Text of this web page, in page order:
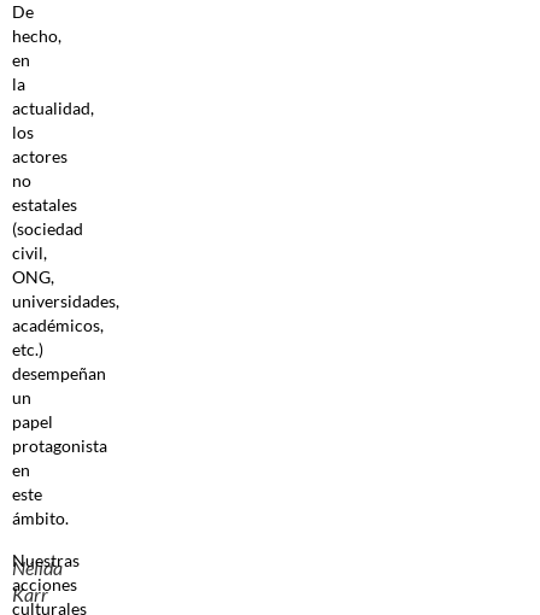
De
hecho,
en
la
actualidad,
los
actores
no
estatales
(sociedad
civil,
ONG,
universidades,
académicos,
etc.)
desempeñan
un
papel
protagonista
en
este
ámbito.
Nélida
Karr
Nuestras
acciones
culturales